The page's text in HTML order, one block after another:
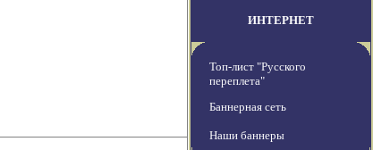
ИНТЕРНЕТ
Топ-лист "Русского
переплета"
Баннерная сеть
Наши баннеры